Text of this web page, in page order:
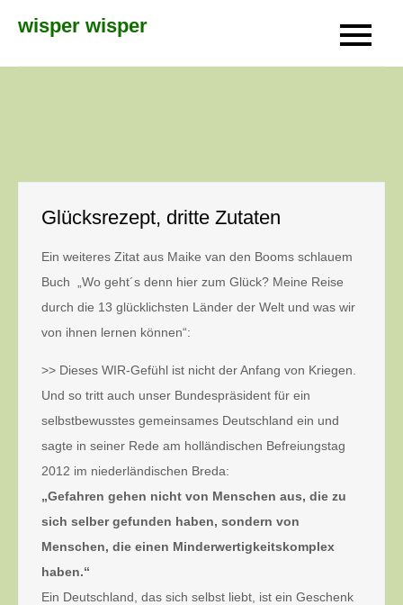
wisper wisper
Glücksrezept, dritte Zutaten
Ein weiteres Zitat aus Maike van den Booms schlauem
Buch „Wo geht´s denn hier zum Glück? Meine Reise
durch die 13 glücklichsten Länder der Welt und was wir
von ihnen lernen können“:
>> Dieses WIR-Gefühl ist nicht der Anfang von Kriegen.
Und so tritt auch unser Bundespräsident für ein
selbstbewusstes gemeinsames Deutschland ein und
sagte in seiner Rede am holländischen Befreiungstag
2012 im niederländischen Breda:
„Gefahren gehen nicht von Menschen aus, die zu
sich selber gefunden haben, sondern von
Menschen, die einen Minderwertigkeitskomplex
haben.“
Ein Deutschland, das sich selbst liebt, ist ein Geschenk